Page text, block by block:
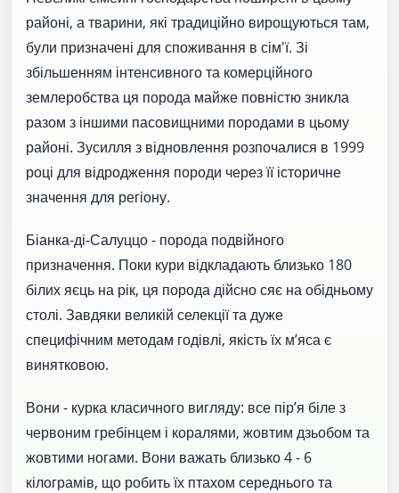
районі, а тварини, які традиційно вирощуються там,
були призначені для споживання в сім'ї. Зі
збільшенням інтенсивного та комерційного
землеробства ця порода майже повністю зникла
разом з іншими пасовищними породами в цьому
районі. Зусилля з відновлення розпочалися в 1999
році для відродження породи через її історичне
значення для регіону.
Біанка-ді-Салуццо - порода подвійного
призначення. Поки кури відкладають близько 180
білих яєць на рік, ця порода дійсно сяє на обідньому
столі. Завдяки великій селекції та дуже
специфічним методам годівлі, якість їх м’яса є
винятковою.
Вони - курка класичного вигляду: все пір’я біле з
червоним гребінцем і коралями, жовтим дзьобом та
жовтими ногами. Вони важать близько 4 - 6
кілограмів, що робить їх птахом середнього та